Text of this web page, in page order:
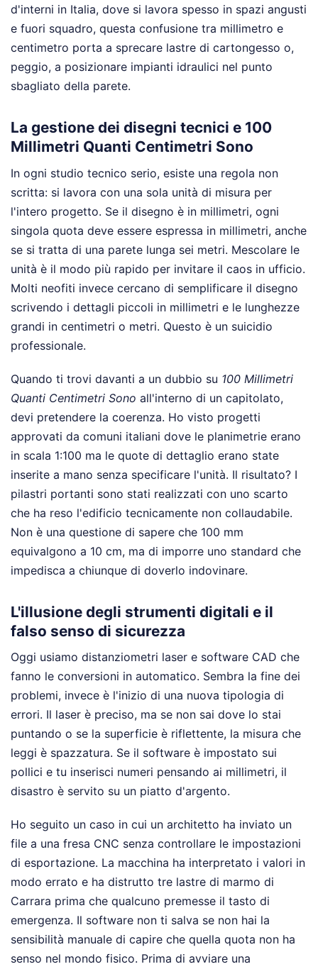
d'interni in Italia, dove si lavora spesso in spazi angusti
e fuori squadro, questa confusione tra millimetro e
centimetro porta a sprecare lastre di cartongesso o,
peggio, a posizionare impianti idraulici nel punto
sbagliato della parete.
La gestione dei disegni tecnici e 100
Millimetri Quanti Centimetri Sono
In ogni studio tecnico serio, esiste una regola non
scritta: si lavora con una sola unità di misura per
l'intero progetto. Se il disegno è in millimetri, ogni
singola quota deve essere espressa in millimetri, anche
se si tratta di una parete lunga sei metri. Mescolare le
unità è il modo più rapido per invitare il caos in ufficio.
Molti neofiti invece cercano di semplificare il disegno
scrivendo i dettagli piccoli in millimetri e le lunghezze
grandi in centimetri o metri. Questo è un suicidio
professionale.
Quando ti trovi davanti a un dubbio su 100 Millimetri
Quanti Centimetri Sono all'interno di un capitolato,
devi pretendere la coerenza. Ho visto progetti
approvati da comuni italiani dove le planimetrie erano
in scala 1:100 ma le quote di dettaglio erano state
inserite a mano senza specificare l'unità. Il risultato? I
pilastri portanti sono stati realizzati con uno scarto
che ha reso l'edificio tecnicamente non collaudabile.
Non è una questione di sapere che 100 mm
equivalgono a 10 cm, ma di imporre uno standard che
impedisca a chiunque di doverlo indovinare.
L'illusione degli strumenti digitali e il
falso senso di sicurezza
Oggi usiamo distanziometri laser e software CAD che
fanno le conversioni in automatico. Sembra la fine dei
problemi, invece è l'inizio di una nuova tipologia di
errori. Il laser è preciso, ma se non sai dove lo stai
puntando o se la superficie è riflettente, la misura che
leggi è spazzatura. Se il software è impostato sui
pollici e tu inserisci numeri pensando ai millimetri, il
disastro è servito su un piatto d'argento.
Ho seguito un caso in cui un architetto ha inviato un
file a una fresa CNC senza controllare le impostazioni
di esportazione. La macchina ha interpretato i valori in
modo errato e ha distrutto tre lastre di marmo di
Carrara prima che qualcuno premesse il tasto di
emergenza. Il software non ti salva se non hai la
sensibilità manuale di capire che quella quota non ha
senso nel mondo fisico. Prima di avviare una